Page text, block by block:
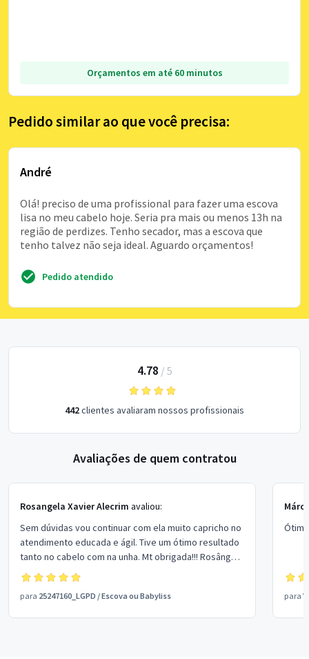
Orçamentos em até 60 minutos
Pedido similar ao que você precisa:
André
Olá! preciso de uma profissional para fazer uma escova
lisa no meu cabelo hoje. Seria pra mais ou menos 13h na
região de perdizes. Tenho secador, mas a escova que
tenho talvez não seja ideal. Aguardo orçamentos!
Pedido atendido
4.78 / 5
442clientes avaliaram nossos profissionais
Avaliações de quem contratou
Rosangela Xavier Alecrim avaliou:
Sem dúvidas vou continuar com ela muito capricho no
atendimento educada e ágil. Tive um ótimo resultado
tanto no cabelo com na unha. Mt obrigada!!! Rosângela
(primeiro atendimento)
para 25247160_LGPD /Escova ou Babyliss para